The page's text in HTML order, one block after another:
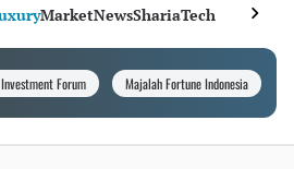
MarketNewsShariaTech
Forum Majalah Fortune Indonesia